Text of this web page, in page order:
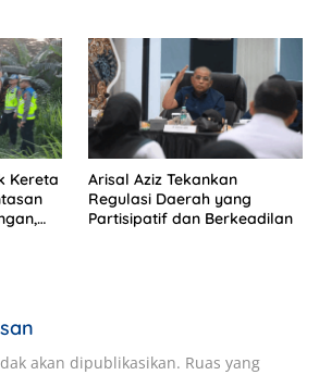
Kereta
Arisal Aziz Tekankan
Regulasi Daerah yang
Partisipatif dan Berkeadilan
akan dipublikasikan. Ruas yang